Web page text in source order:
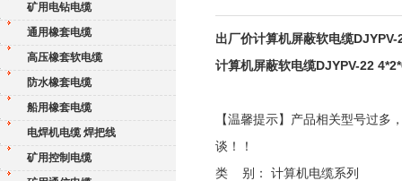
矿用电钻电缆
通用橡套电缆
高压橡套软电缆
防水橡套电缆
船用橡套电缆
电焊机电缆 焊把线
矿用控制电缆
出厂价计算机屏蔽软电缆
计算机屏蔽软电缆DJYPV-22
【温馨提示】产品相关型号过
谈！！
类 别： 计算机电缆系列